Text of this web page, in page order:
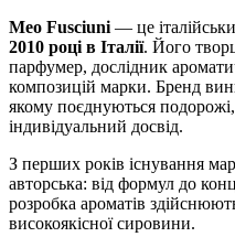
Meo Fusciuni — це
2010 році в Італії. Його
парфумер, дослідник
композицій марки. Бренд
якому поєднуються подорожі,
індивідуальний досвід.
З перших років існування
авторська: від формул до
розробка ароматів
високоякісної сировини.